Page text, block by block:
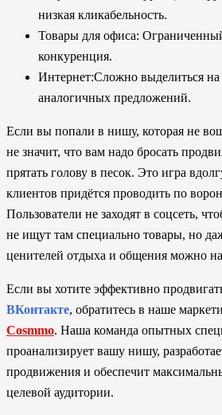
низкая кликабельность.
Товары для офиса:
конкуренция.
Интернет:Сложно выделиться
аналогичных предложений.
Если вы попали в нишу, которая не
не значит, что вам надо бросать
прятать голову в песок. Это игра
клиентов придётся проводить по
Пользователи не заходят в соцсеть,
не ищут там специально товары, но
ценителей отдыха и общения можно
Если вы хотите эффективно
ВКонтакте, обратитесь в наше
Cosmmo. Наша команда опытных
проанализирует вашу нишу,
продвижения и обеспечит
целевой аудитории.